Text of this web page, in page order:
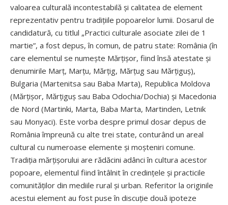
valoarea culturală incontestabilă și calitatea de element
reprezentativ pentru tradițiile popoarelor lumii. Dosarul de
candidatură, cu titlul „Practici culturale asociate zilei de 1
martie”, a fost depus, în comun, de patru state: România (în
care elementul se nu­mește Mărțișor, fiind însă atestate și
denumirile Marț, Marțu, Mărțig, Mărțug sau Mărțiguș),
Bulgaria (Martenitsa sau Baba Marta), Republica Moldova
(Măr­țișor, Mărțiguș sau Baba Odochia/Dochia) și Macedonia
de Nord (Martinki, Marta, Baba Marta, Martinden, Letnik
sau Monyaci). Este vorba despre primul dosar depus de
România împreună cu alte trei state, conturând un areal
cultural cu numeroase elemente și moșteniri comune.
Tradiția mărțișorului are rădăcini adânci în cultura acestor
popoare, elementul fiind întâlnit în credințele și practicile
comunităților din mediile rural și urban. Referitor la originile
acestui element au fost puse în discuție două ipoteze